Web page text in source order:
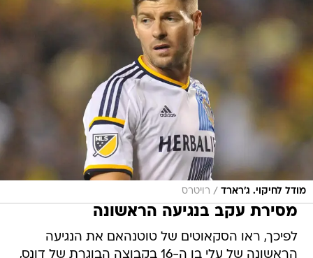
מודל לחיקוי. ג'רארד / רויטרס
מסירת עקב בנגיעה הראשונה
לפיכך, ראו הסקאוטים של טוטנהאם את הנגיעה
הראשונה של עלי בן ה-16 בקבוצה הבוגרת של דונס,